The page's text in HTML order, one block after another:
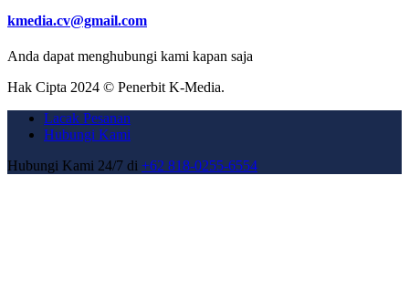
kmedia.cv@gmail.com
Anda dapat menghubungi kami kapan saja
Hak Cipta 2024 © Penerbit K-Media.
Lacak Pesanan
Hubungi Kami
Hubungi Kami 24/7 di +62 818-0255-6554